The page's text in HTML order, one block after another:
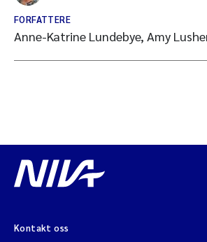
FORFATTERE
Anne-Katrine Lundebye, Amy
Kontakt oss